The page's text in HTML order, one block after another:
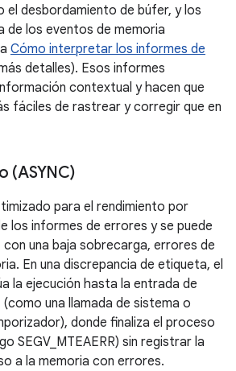
el desbordamiento de búfer, y los
de los eventos de memoria
Cómo interpretar los informes de
detalles). Esos informes
contextual y hacen que
fáciles de rastrear y corregir que en
(ASYNC)
para el rendimiento por
los informes de errores y se puede
una baja sobrecarga, errores de
En una discrepancia de etiqueta, el
la ejecución hasta la entrada de
una llamada de sistema o
donde finaliza el proceso
SEGV_MTEAERR) sin registrar la
a la memoria con errores.